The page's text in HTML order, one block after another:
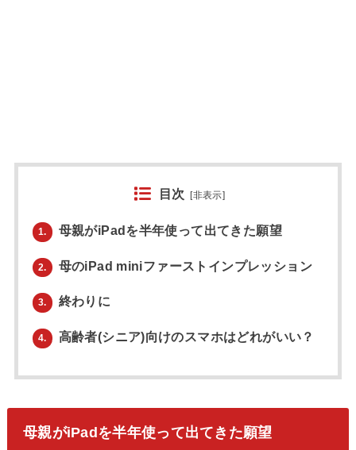
目次 [非表示]
1. 母親がiPadを半年使って出てきた願望
2. 母のiPad miniファーストインプレッション
3. 終わりに
4. 高齢者(シニア)向けのスマホはどれがいい？
母親がiPadを半年使って出てきた願望